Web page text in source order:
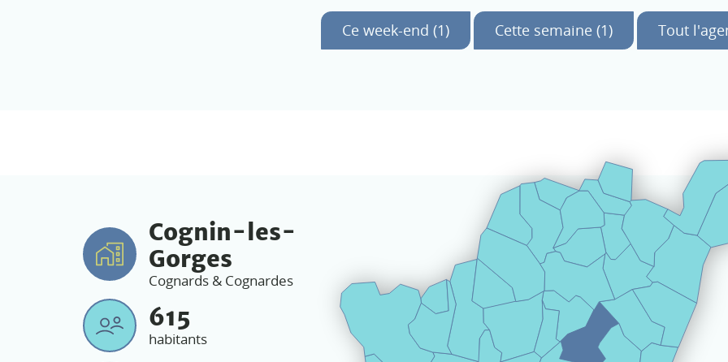
Ce week-end (1) Cette semaine (1) Tout
Cognin-les-
Gorges
Cognards & Cognardes
615
habitants